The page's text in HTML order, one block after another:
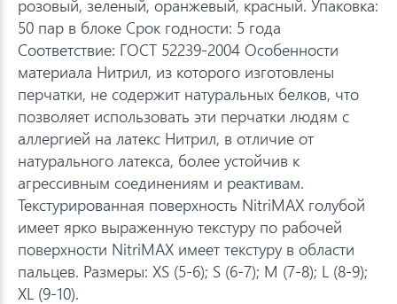
розовый, зеленый, оранжевый, красный. Упаковка:
50 пар в блоке Срок годности: 5 года
Соответствие: ГОСТ 52239-2004 Особенности
материала Нитрил, из которого изготовлены
перчатки, не содержит натуральных белков, что
позволяет использовать эти перчатки людям с
аллергией на латекс Нитрил, в отличие от
натурального латекса, более устойчив к
агрессивным соединениям и реактивам.
Текстурированная поверхность NitriMAX голубой
имеет ярко выраженную текстуру по рабочей
поверхности NitriMAX имеет текстуру в области
пальцев. Размеры: XS (5-6); S (6-7); M (7-8); L (8-9);
XL (9-10).